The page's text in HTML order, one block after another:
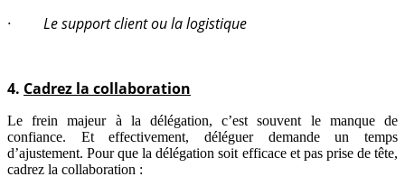
· Le support client ou la logistique
4. Cadrez la collaboration
Le frein majeur à la délégation, c’est souvent le manque de
confiance. Et effectivement, déléguer demande un temps
d’ajustement. Pour que la délégation soit efficace et pas prise de tête,
cadrez la collaboration :